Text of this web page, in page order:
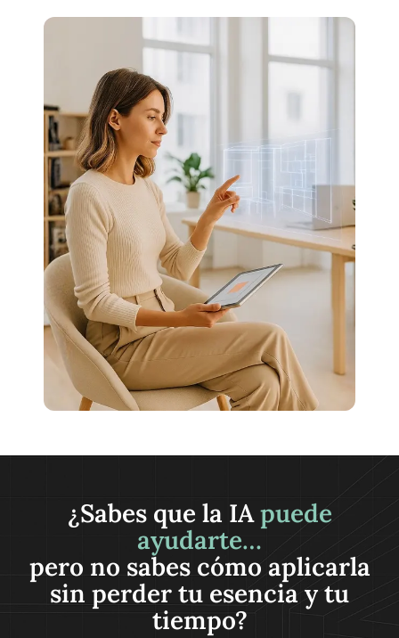
¿Sabes que la IApuede
ayudarte…
pero no sabes cómo aplicarla
sin perder tu esencia y tu
tiempo?